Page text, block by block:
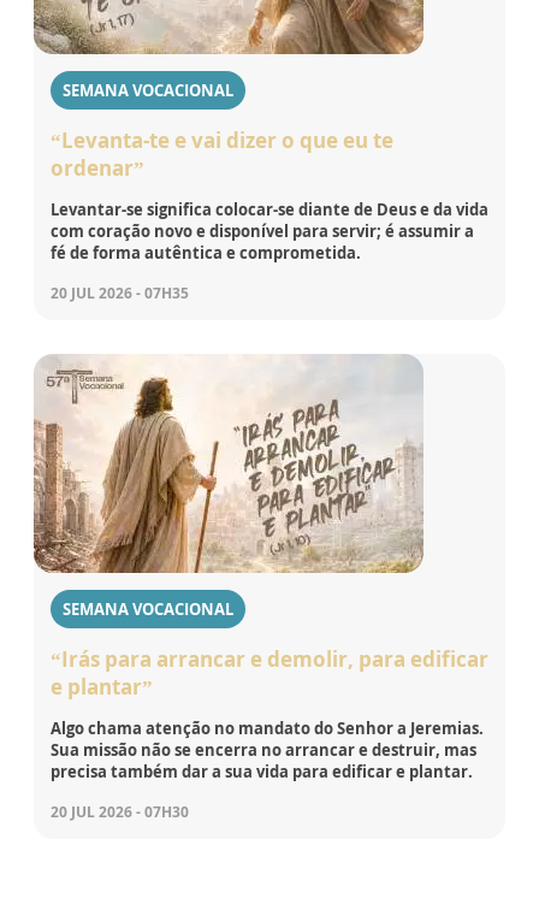
SEMANA VOCACIONAL
“Levanta-te e vai dizer o que eu te
ordenar”
Levantar-se significa colocar-se diante de Deus e da vida
com coração novo e disponível para servir; é assumir a
fé de forma autêntica e comprometida.
20 JUL 2026 - 07H35
SEMANA VOCACIONAL
“Irás para arrancar e demolir, para edificar
e plantar”
Algo chama atenção no mandato do Senhor a Jeremias.
Sua missão não se encerra no arrancar e destruir, mas
precisa também dar a sua vida para edificar e plantar.
20 JUL 2026 - 07H30